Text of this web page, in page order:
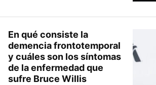
En qué consiste la
demencia frontotemporal
y cuáles son los síntomas
de la enfermedad que
sufre Bruce Willis